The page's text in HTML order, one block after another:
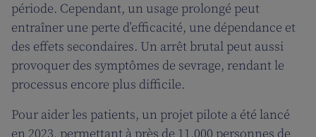
période. Cependant, un usage prolongé peut
entraîner une perte d’efficacité, une dépendance et
des effets secondaires. Un arrêt brutal peut aussi
provoquer des symptômes de sevrage, rendant le
processus encore plus difficile.
Pour aider les patients, un projet pilote a été lancé